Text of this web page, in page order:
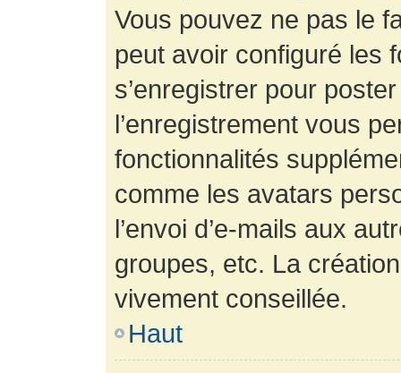
Vous pouvez ne pas le
peut avoir configuré les
s’enregistrer pour
l’enregistrement vous
fonctionnalités
comme les avatars
l’envoi d’e-mails aux
groupes, etc. La
vivement conseillée.
Haut